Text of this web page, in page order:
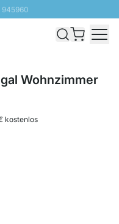
945960
ab 100€
Wohnzimmer
kostenlos